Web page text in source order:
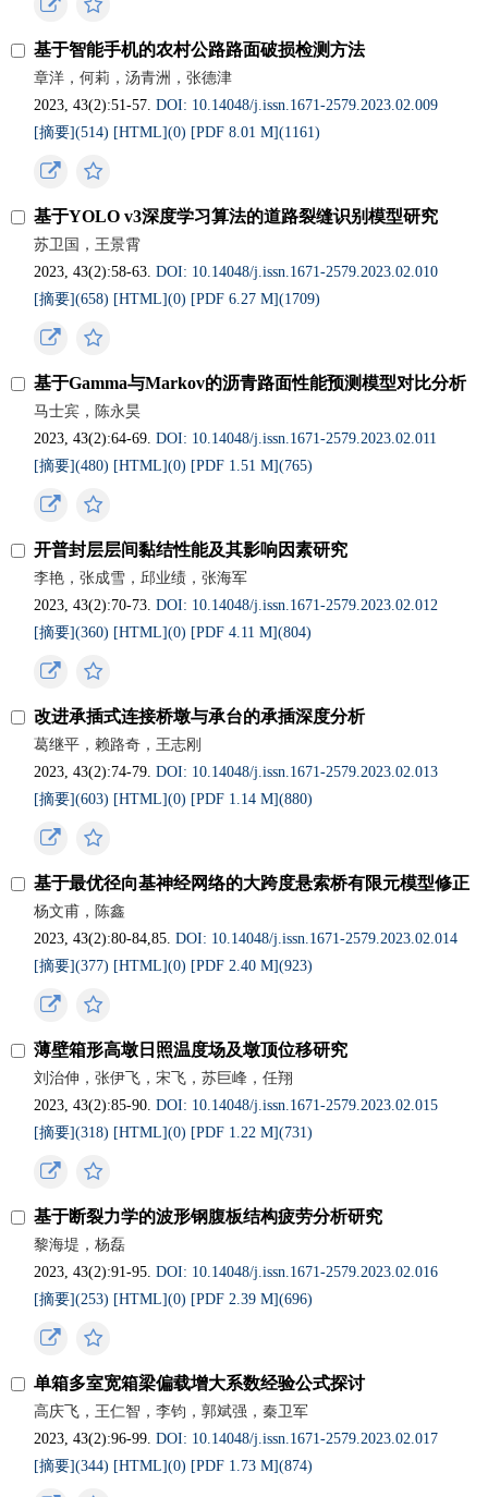
基于智能手机的农村公路路面破损检测方法
章洋，何莉，汤青洲，张德津
2023, 43(2):51-57.DOI: 10.14048/j.issn.1671‐2579.2023.02.009
[摘要](514) [HTML](0) [PDF 8.01 M](1161)
基于YOLO v3深度学习算法的道路裂缝识别模型研究
苏卫国，王景霄
2023, 43(2):58-63.DOI: 10.14048/j.issn.1671‐2579.2023.02.010
[摘要](658) [HTML](0) [PDF 6.27 M](1709)
基于Gamma与Markov的沥青路面性能预测模型对比分析
马士宾，陈永昊
2023, 43(2):64-69.DOI: 10.14048/j.issn.1671‐2579.2023.02.011
[摘要](480) [HTML](0) [PDF 1.51 M](765)
开普封层层间黏结性能及其影响因素研究
李艳，张成雪，邱业绩，张海军
2023, 43(2):70-73.DOI: 10.14048/j.issn.1671‐2579.2023.02.012
[摘要](360) [HTML](0) [PDF 4.11 M](804)
改进承插式连接桥墩与承台的承插深度分析
葛继平，赖路奇，王志刚
2023, 43(2):74-79.DOI: 10.14048/j.issn.1671‐2579.2023.02.013
[摘要](603) [HTML](0) [PDF 1.14 M](880)
基于最优径向基神经网络的大跨度悬索桥有限元模型修正
杨文甫，陈鑫
2023, 43(2):80-84,85.DOI: 10.14048/j.issn.1671‐2579.2023.02.014
[摘要](377) [HTML](0) [PDF 2.40 M](923)
薄壁箱形高墩日照温度场及墩顶位移研究
刘治伸，张伊飞，宋飞，苏巨峰，任翔
2023, 43(2):85-90.DOI: 10.14048/j.issn.1671‐2579.2023.02.015
[摘要](318) [HTML](0) [PDF 1.22 M](731)
基于断裂力学的波形钢腹板结构疲劳分析研究
黎海堤，杨磊
2023, 43(2):91-95.DOI: 10.14048/j.issn.1671‐2579.2023.02.016
[摘要](253) [HTML](0) [PDF 2.39 M](696)
单箱多室宽箱梁偏载增大系数经验公式探讨
高庆飞，王仁智，李钧，郭斌强，秦卫军
2023, 43(2):96-99.DOI: 10.14048/j.issn.1671‐2579.2023.02.017
[摘要](344) [HTML](0) [PDF 1.73 M](874)